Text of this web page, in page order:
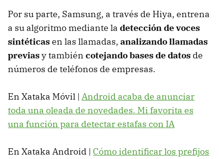
Por su parte, Samsung, a través de Hiya, entrena
a su algoritmo mediante la detección de voces
sintéticasen las llamadas, analizando llamadas
previasy también cotejando bases de datos de
números de teléfonos de empresas.
En Xataka Móvil | Android acaba de anunciar
toda una oleada de novedades. Mi favorita es
una función para detectar estafas con IA
En Xataka Android | Cómo identificar los prefijos